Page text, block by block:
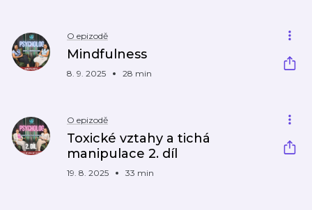
O epizodě
Mindfulness
8. 9. 2025 28 min
O epizodě
Toxické vztahy a tichá
manipulace 2. díl
19. 8. 2025 33 min